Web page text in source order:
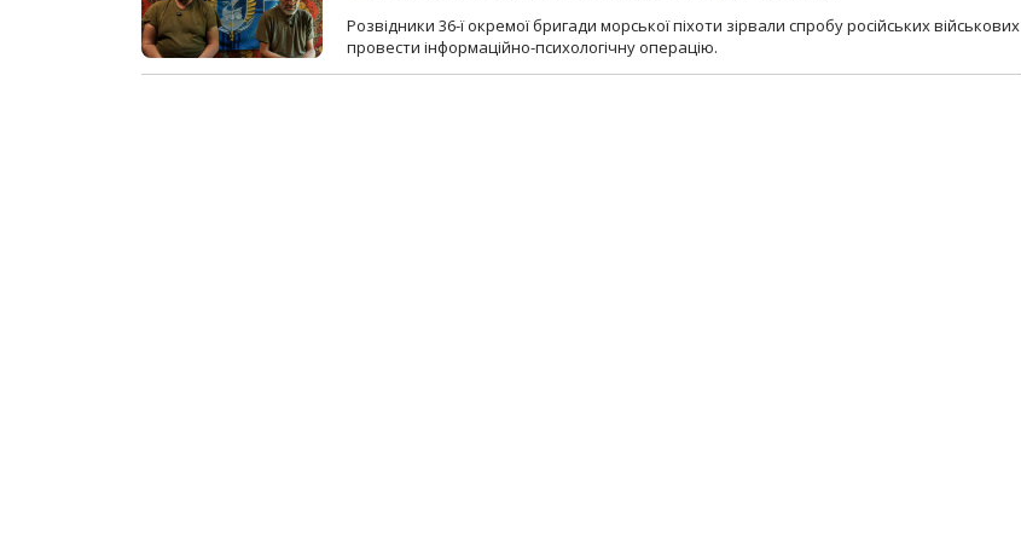
Розвідники 36-ї окремої бригади морської піхоти зірвали спробу російських військових
провести інформаційно-психологічну операцію.